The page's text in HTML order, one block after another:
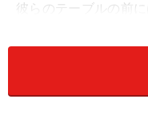
彼らのテーブルの前
何かを食べた形跡も